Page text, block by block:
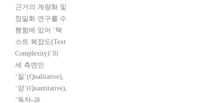
근거의 계량화 및
정밀화 연구를 수
행함에 있어 ‘텍
스트 복잡도(Text
Complexity)’의
세 측면인
‘질’(Qualitative),
‘양’(Quantitative),
‘독자-과